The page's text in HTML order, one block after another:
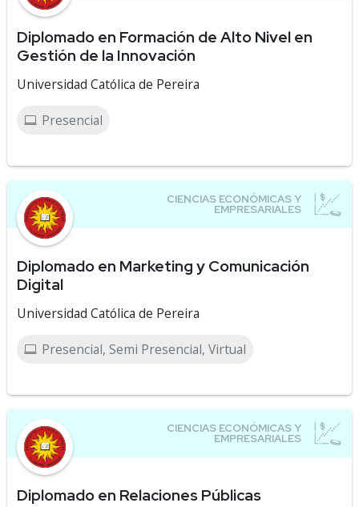
Diplomado en Formación de Alto Nivel en
Gestión de la Innovación
Universidad Católica de Pereira
Presencial
Diplomado en Marketing y Comunicación
Digital
Universidad Católica de Pereira
Presencial, Semi Presencial, Virtual
Diplomado en Relaciones Públicas